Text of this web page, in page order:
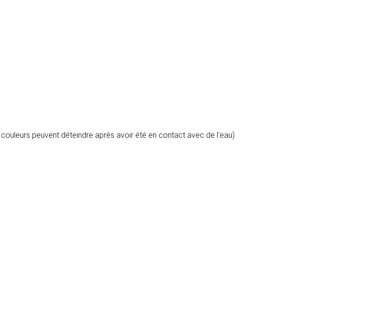
peuvent déteindre après avoir été en contact avec de l'eau)